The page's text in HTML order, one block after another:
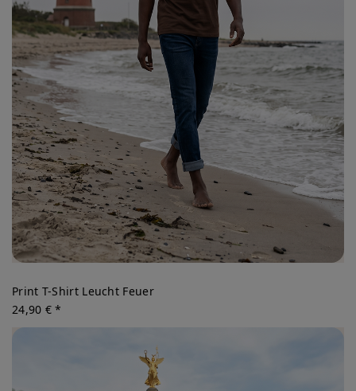
Print T-Shirt Leucht Feuer
24,90 € *